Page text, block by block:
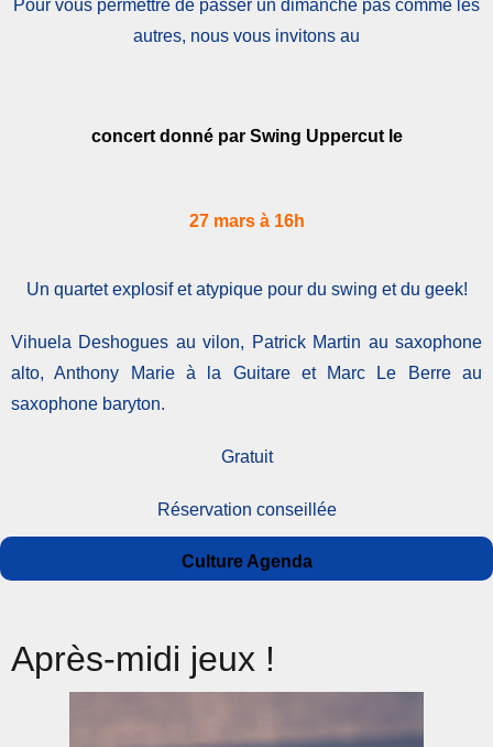
Pour vous permettre de passer un dimanche pas comme les
autres, nous vous invitons au
concert donné par Swing Uppercut le
27 mars à 16h
Un quartet explosif et atypique pour du swing et du geek!
Vihuela Deshogues au vilon, Patrick Martin au saxophone
alto, Anthony Marie à la Guitare et Marc Le Berre au
saxophone baryton.
Gratuit
Réservation conseillée
Auteur
Publié
le
Catégories
Culture Agenda
Après-midi jeux !